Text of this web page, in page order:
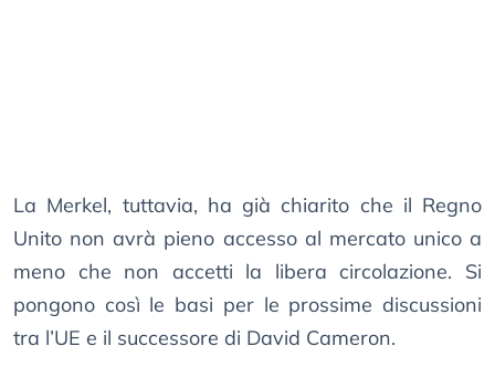
La Merkel, tuttavia, ha già chiarito che il Regno
Unito non avrà pieno accesso al mercato unico a
meno che non accetti la libera circolazione. Si
pongono così le basi per le prossime discussioni
tra l’UE e il successore di David Cameron.